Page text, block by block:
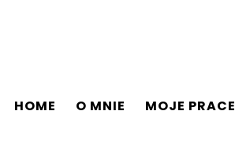
HOME O MNIE MOJE PRACE